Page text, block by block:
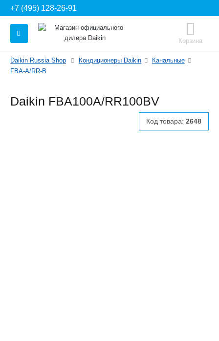
+7 (495) 128-26-91
Корзина
Daikin Russia Shop Кондиционеры Daikin
Канальные
FBA-A/RR-B
Daikin FBA100A/RR100BV
Код товара: 2648